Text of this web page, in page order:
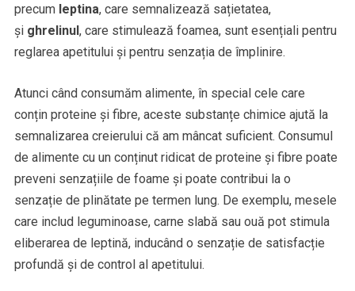
precum leptina, care semnalizează sațietatea,
și ghrelinul, care stimulează foamea, sunt esențiali pentru
reglarea apetitului și pentru senzația de împlinire.
Atunci când consumăm alimente, în special cele care
conțin proteine și fibre, aceste substanțe chimice ajută la
semnalizarea creierului că am mâncat suficient. Consumul
de alimente cu un conținut ridicat de proteine și fibre poate
preveni senzațiile de foame și poate contribui la o
senzație de plinătate pe termen lung. De exemplu, mesele
care includ leguminoase, carne slabă sau ouă pot stimula
eliberarea de leptină, inducând o senzație de satisfacție
profundă și de control al apetitului.